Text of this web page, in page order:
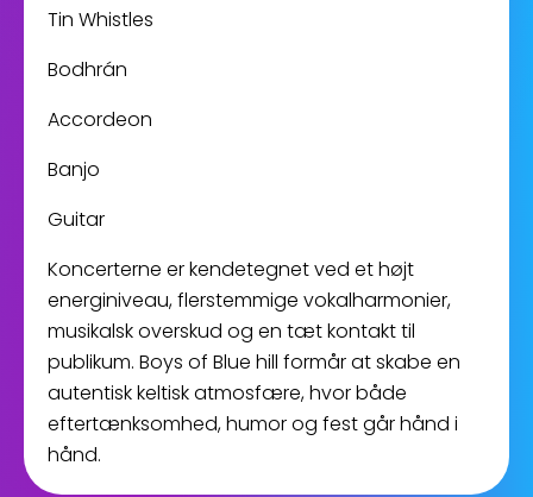
Tin Whistles
Bodhrán
Accordeon
Banjo
Guitar
Koncerterne er kendetegnet ved et højt
energiniveau, flerstemmige vokalharmonier,
musikalsk overskud og en tæt kontakt til
publikum. Boys of Blue hill formår at skabe en
autentisk keltisk atmosfære, hvor både
eftertænksomhed, humor og fest går hånd i
hånd.